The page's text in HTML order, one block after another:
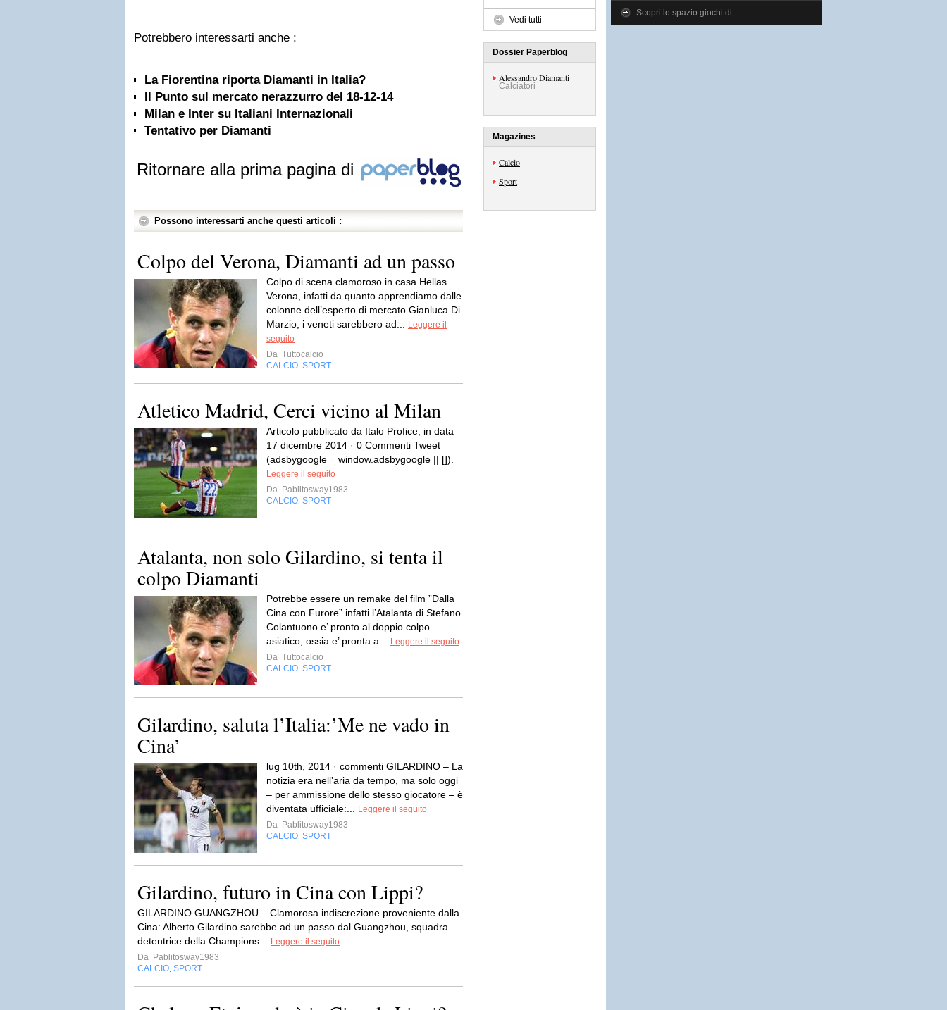
Potrebbero interessarti anche :
La Fiorentina riporta Diamanti in Italia?
Il Punto sul mercato nerazzurro del 18-12-14
Milan e Inter su Italiani Internazionali
Tentativo per Diamanti
Ritornare alla prima pagina di
Possono interessarti anche questi articoli :
Colpo del Verona, Diamanti ad un passo
Colpo di scena clamoroso in casa Hellas
Verona, infatti da quanto apprendiamo dalle
colonne dell’esperto di mercato Gianluca Di
Marzio, i veneti sarebbero ad...
Leggere il
seguito
Da Tuttocalcio
CALCIO SPORT
Atletico Madrid, Cerci vicino al Milan
Articolo pubblicato da Italo Profice, in data
17 dicembre 2014 · 0 Commenti Tweet
(adsbygoogle = window.adsbygoogle || []).
Leggere il seguito
Da Pablitosway1983
CALCIO SPORT
Atalanta, non solo Gilardino, si tenta il
colpo Diamanti
Potrebbe essere un remake del film ”Dalla
Cina con Furore” infatti l’Atalanta di Stefano
Colantuono e’ pronto al doppio colpo
asiatico, ossia e’ pronta a...
Leggere il seguito
Da Tuttocalcio
CALCIO SPORT
Gilardino, saluta l’Italia:’Me ne vado in
Cina’
lug 10th, 2014 · commenti GILARDINO – La
notizia era nell’aria da tempo, ma solo oggi
– per ammissione dello stesso giocatore – è
diventata ufficiale:...
Leggere il seguito
Da Pablitosway1983
CALCIO SPORT
Gilardino, futuro in Cina con Lippi?
GILARDINO GUANGZHOU – Clamorosa indiscrezione proveniente dalla
Cina: Alberto Gilardino sarebbe ad un passo dal Guangzhou, squadra
detentrice della Champions...
Leggere il seguito
Da Pablitosway1983
CALCIO SPORT
Vedi tutti
Dossier Paperblog
Alessandro Diamanti
Calciatori
Magazines
Calcio
Sport
Scopri lo spazio giochi di